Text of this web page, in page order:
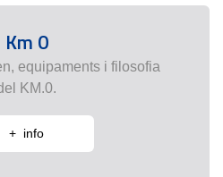
Km 0
equipaments i filosofia
KM.0.
+ info